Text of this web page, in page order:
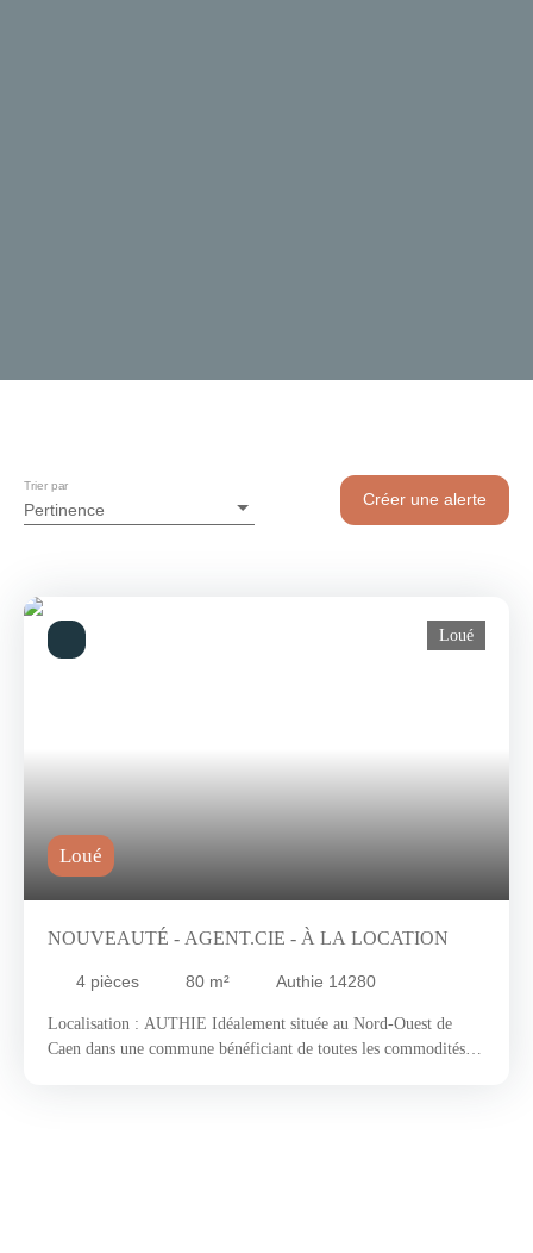
Pertinence
Trier par
Créer une alerte
Loué
Loué
NOUVEAUTÉ - AGENT.CIE - À LA LOCATION
4 pièces 80 m² Authie 14280
Localisation : AUTHIE Idéalement située au Nord-Ouest de
Caen dans une commune bénéficiant de toutes les commodités,